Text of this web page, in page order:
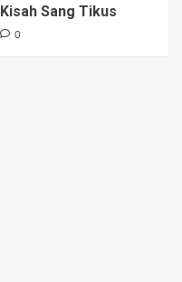
Kisah Sang Tikus
0